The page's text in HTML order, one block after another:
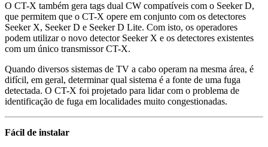
O CT-X também gera tags dual CW compatíveis com o Seeker D,
que permitem que o CT-X opere em conjunto com os detectores
Seeker X , Seeker D e Seeker D Lite. Com isto, os operadores
podem utilizar o novo detector Seeker X e os detectores existentes
com um único transmissor CT-X.
Quando diversos sistemas de TV a cabo operam na mesma área, é
difícil, em geral, determinar qual sistema é a fonte de uma fuga
detectada. O CT-X foi projetado para lidar com o problema de
identificação de fuga em localidades muito congestionadas.
Fácil de instalar